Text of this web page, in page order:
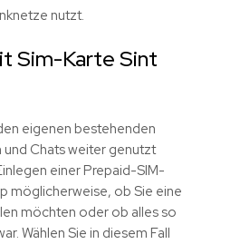
nutzt.
Sim-Karte Sint
eigenen bestehenden
Chats weiter genutzt
einer Prepaid-SIM-
möglicherweise, ob Sie eine
möchten oder ob alles so
Wählen Sie in diesem Fall